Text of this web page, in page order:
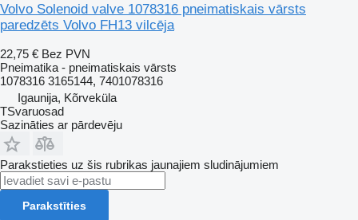
Volvo Solenoid valve 1078316 pneimatiskais vārsts
paredzēts Volvo FH13 vilcēja
22,75 € Bez PVN
Pneimatika - pneimatiskais vārsts
1078316 3165144, 7401078316
Igaunija, Kõrveküla
TSvaruosad
Sazināties ar pārdevēju
Parakstieties uz šis rubrikas jaunajiem sludinājumiem
Parakstīties